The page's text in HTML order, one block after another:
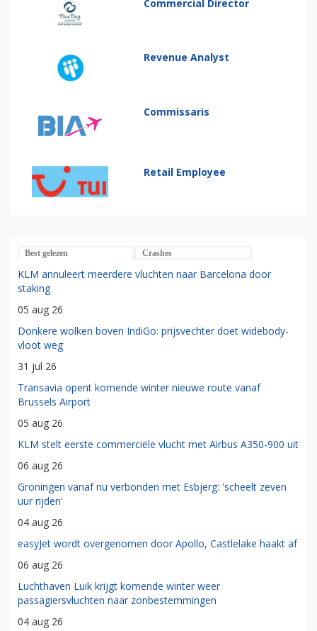
Commercial Director
Revenue Analyst
Commissaris
Retail Employee
Best gelezen Crashes
KLM annuleert meerdere vluchten naar Barcelona door
staking
05 aug 26
Donkere wolken boven IndiGo: prijsvechter doet widebody-
vloot weg
31 jul 26
Transavia opent komende winter nieuwe route vanaf
Brussels Airport
05 aug 26
KLM stelt eerste commerciële vlucht met Airbus A350-900 uit
06 aug 26
Groningen vanaf nu verbonden met Esbjerg: 'scheelt zeven
uur rijden'
04 aug 26
easyJet wordt overgenomen door Apollo, Castlelake haakt af
06 aug 26
Luchthaven Luik krijgt komende winter weer
passagiersvluchten naar zonbestemmingen
04 aug 26